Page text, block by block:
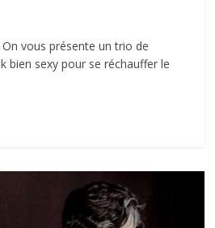
On vous présente un trio de
bien sexy pour se réchauffer le